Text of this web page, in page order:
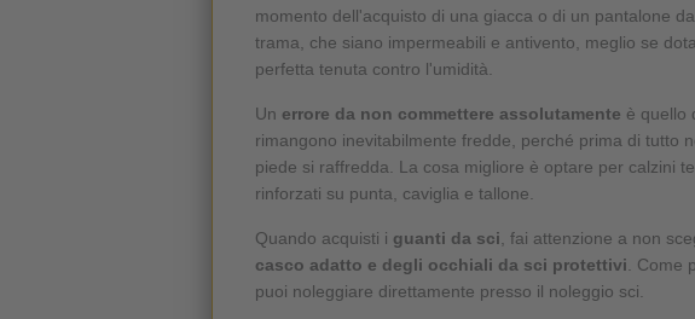
momento dell'acquisto di una giacca o di un pantalone
trama, che siano impermeabili e antivento, meglio se
perfetta tenuta contro l'umidità.
Un errore da non commettere assolutamente è quello
rimangono inevitabilmente fredde, perché prima di tutto
piede si raffredda. La cosa migliore è optare per calzini
rinforzati su punta, caviglia e tallone.
Quando acquisti i guanti da sci , fai attenzione a non
casco adatto e degli occhiali da sci protettivi .
puoi noleggiare direttamente presso il noleggio sci.